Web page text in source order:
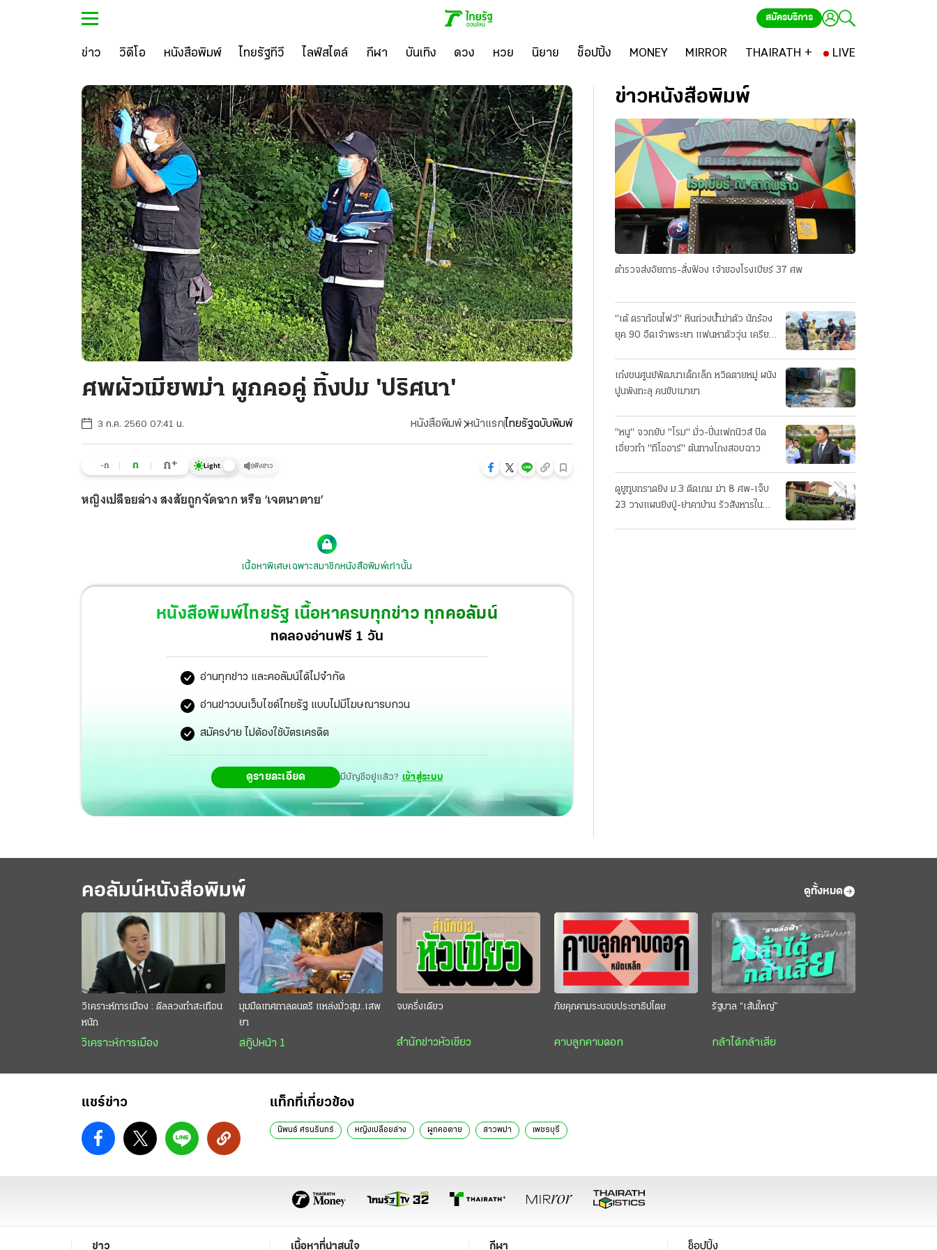
สมัครบริการ
ข่าว วิดีโอ หนังสือพิมพ์ ไทยรัฐทีวี ไลฟ์สไตล์ กีฬา บันเทิง ดวง หวย นิยาย ช็อปปิ้ง MONEY MIRROR THAIRATH + LIVE
ศพผัวเมียพม่า ผูกคอคู่ ทิ้งปม 'ปริศนา'
3 ก.ค. 2560 07:41 น. หนังสือพิมพ์ หน้าแรกไทยรัฐฉบับพิมพ์
-ก ก ก+ Light ฟังข่าว
หญิงเปลือยล่าง สงสัยถูกจัดฉาก หรือ ‘เจตนาตาย’
เนื้อหาพิเศษเฉพาะสมาชิกหนังสือพิมพ์เท่านั้น
หนังสือพิมพ์ไทยรัฐ เนื้อหาครบทุกข่าว ทุกคอลัมน์
ทดลองอ่านฟรี 1 วัน
อ่านทุกข่าว และคอลัมน์ได้ไม่จำกัด
อ่านข่าวบนเว็บไซต์ไทยรัฐ แบบไม่มีโฆษณารบกวน
สมัครง่าย ไม่ต้องใช้บัตรเครดิต
ดูรายละเอียด มีบัญชีอยู่แล้ว? เข้าสู่ระบบ
ข่าวหนังสือพิมพ์
ตำรวจส่งอัยการ-สั่งฟ้อง เจ้าของโรงเบียร์ 37 ศพ
"เต้ ดราก้อนไฟว์" หินถ่วงน้ำฆ่าตัว นักร้อง
ยุค 90 อืดเจ้าพระยา แฟนหาตัววุ่น เครียด
เก๋งชนศูนย์พัฒนาเด็กเล็ก หวิดตายหมู่ ผนัง
ปูนพังทะลุ คนขับเมายา
"หนู" จวกยับ "โรม" มั่ว-ปั่นเฟกนิวส์ ปัด
เอี่ยวทํา "ทีโออาร์" ต้นทางโกงสอบฉาว
ดูยูทูบกราดยิง ม.3 ติดเกม ฆ่า 8 ศพ-เจ็บ
23 วางแผนยิงปู่-ย่าคาบ้าน รัวสังหารใน
คอลัมน์หนังสือพิมพ์ ดูทั้งหมด
วิเคราะห์การเมือง : ดีลลวงทำสะเทือน
หนัก
วิเคราะห์การเมือง
มุมมืดเทศกาลดนตรี แหล่งมั่วสุม..เสพ
ยา
สกู๊ปหน้า 1
จบครึ่งเดียว
สำนักข่าวหัวเขียว
ภัยคุกคามระบอบประชาธิปไตย
คาบลูกคาบดอก
รัฐบาล “เส้นใหญ่”
กล้าได้กล้าเสีย
แชร์ข่าว แท็กที่เกี่ยวข้อง
นิพนธ์ ศรนรินทร์ หญิงเปลือยล่าง ผูกคอตาย สาวพม่า เพชรบุรี
ข่าว เนื้อหาที่น่าสนใจ กีฬา ช็อปปิ้ง